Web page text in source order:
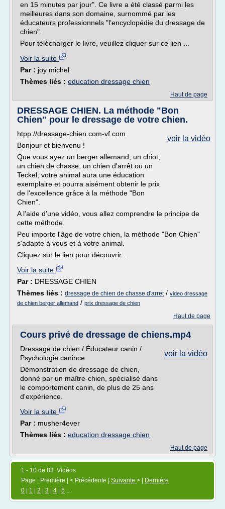
en 15 minutes par jour". Ce livre a été classé parmi les
meilleures dans son domaine, surnommé par les
éducateurs professionnels "l’encyclopédie du dressage de
chien".
Pour télécharger le livre, veuillez cliquer sur ce lien ...
Voir la suite
Par : joy michel
Thèmes liés : education dressage chien
Haut de page
DRESSAGE CHIEN. La méthode "Bon
Chien" pour le dressage de votre chien.
voir la vidéo
htpp://dressage-chien.com-vf.com
Bonjour et bienvenu !
Que vous ayez un berger allemand, un chiot,
un chien de chasse, un chien d'arrêt ou un
Teckel; votre animal aura une éducation
exemplaire et pourra aisément obtenir le prix
de l'excellence grâce à la méthode "Bon
Chien".
A l'aide d'une vidéo, vous allez comprendre le principe de
cette méthode.
Peu importe l'âge de votre chien, la méthode "Bon Chien"
s'adapte à vous et à votre animal.
Cliquez sur le lien pour découvrir...
Voir la suite
Par : DRESSAGE CHIEN
Thèmes liés : dressage de chien de chasse d'arret/ video dressage
de chien berger allemand / prix dressage de chien
Haut de page
Cours privé de dressage de chiens.mp4
voir la vidéo
Dressage de chien / Éducateur canin /
Psychologie canince
Démonstration de dressage de chien,
donné par un maître-chien, spécialisé dans
le comportement canin, de plus de 25 ans
d'expérience.
Voir la suite
Par : musher4ever
Thèmes liés : education dressage chien
Haut de page
1 - 10 de 83 Vidéos
Page : Première | < Précédente | Suivante > |
Dernière
0
1 2 3 4 5 ...